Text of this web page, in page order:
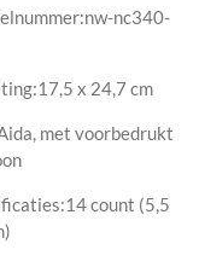
nc340-
x 24,7 cm
met voorbedrukt
count (5,5